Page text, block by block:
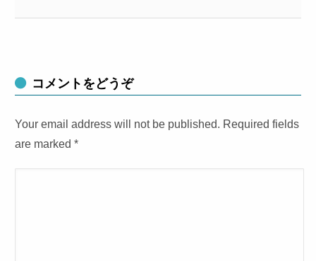
コメントをどうぞ
Your email address will not be published. Required fields
are marked*